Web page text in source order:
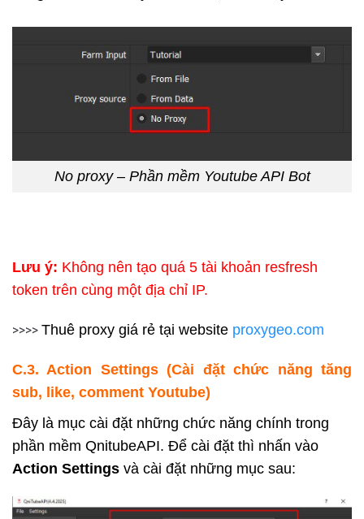
No proxy – Phần mềm Youtube API Bot
Lưu ý: Không nên tạo quá 5 tài khoản resfresh
token trên cùng một địa chỉ IP.
>>>> Thuê proxy giá rẻ tại website proxygeo.com
C.3. Action Settings (Cài đặt chức năng tăng
sub, like, comment Youtube)
Đây là mục cài đặt những chức năng chính trong
phần mềm QnitubeAPI. Để cài đặt thì nhấn vào
Action Settings và cài đặt những mục sau: